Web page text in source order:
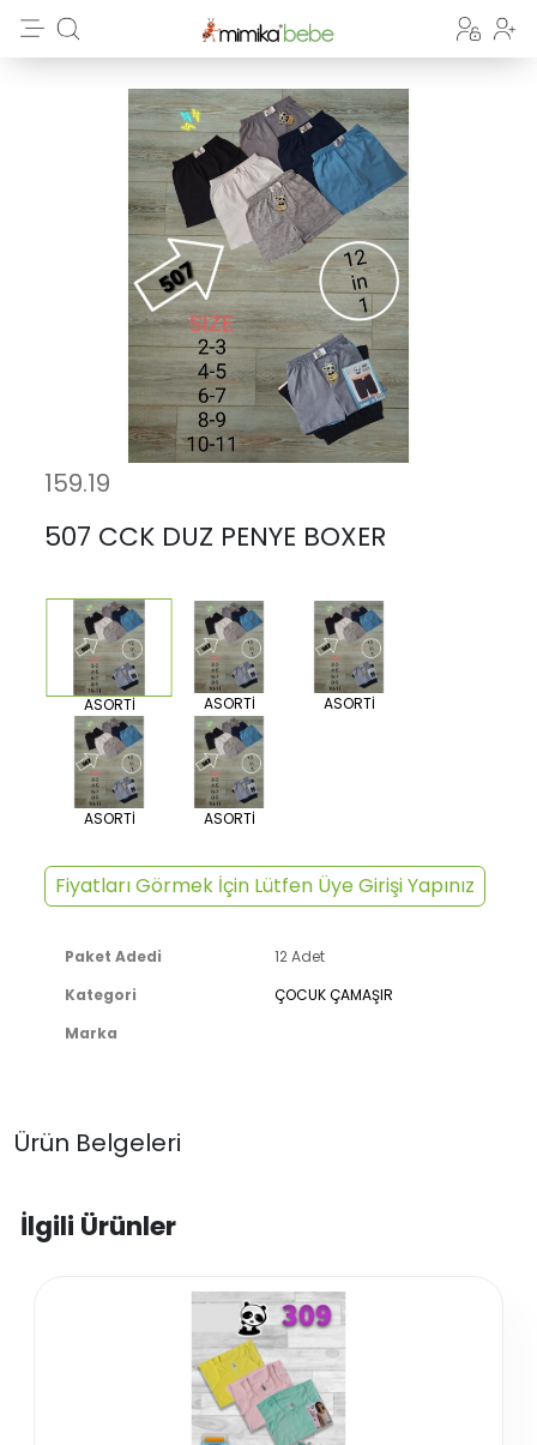
159.19
507 CCK DUZ PENYE BOXER
ASORTİ ASORTİ ASORTİ
ASORTİ ASORTİ
Fiyatları Görmek İçin Lütfen Üye Girişi Yapınız
Paket Adedi
12 Adet
Kategori
ÇOCUK ÇAMAŞIR
Marka
Ürün Belgeleri
İlgili Ürünler